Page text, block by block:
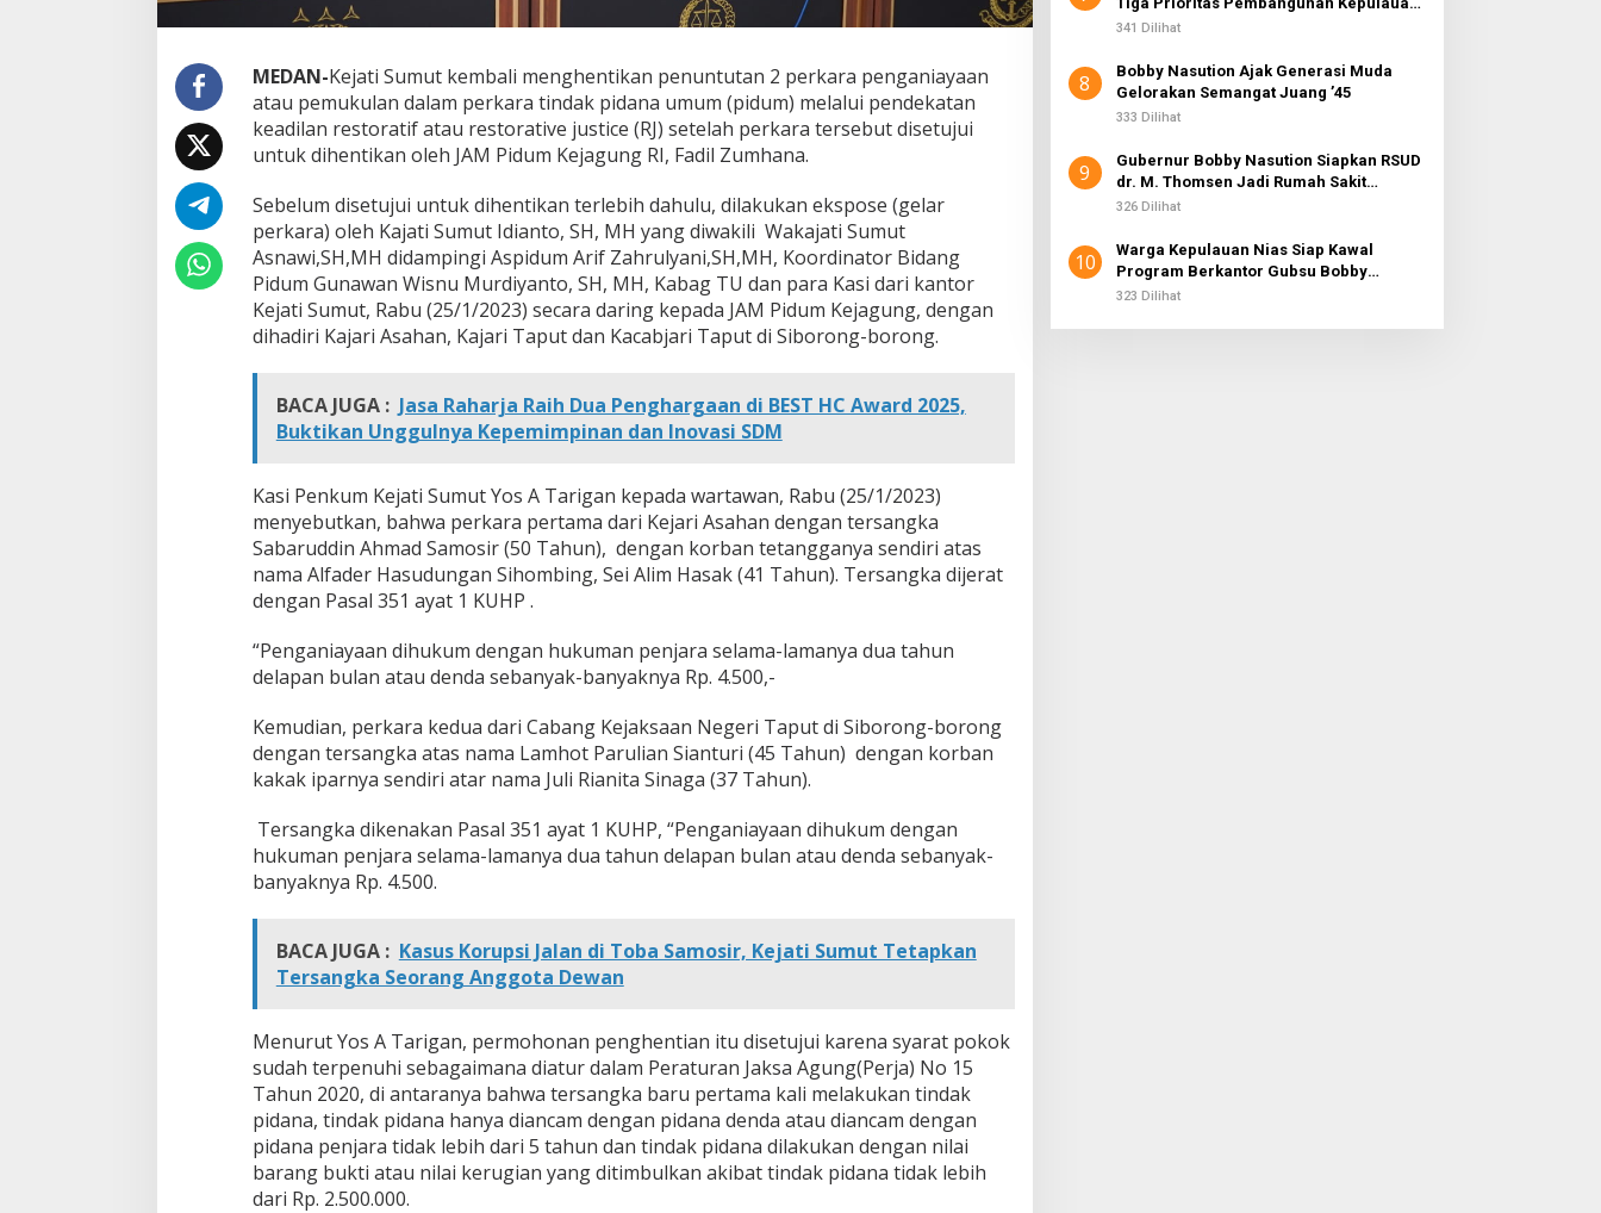
u
m
t
H
e
n
t
k
a
n
P
e
n
u
u
t
a
e
r
k
a
r
a
e
n
a
n
P
e
d
e
k
a
n
R
MEDAN-Kejati Sumut kembali menghentikan penuntutan 2 perkara penganiayaan
atau pemukulan dalam perkara tindak pidana umum (pidum) melalui pendekatan
keadilan restoratif atau restorative justice (RJ) setelah perkara tersebut disetujui
untuk dihentikan oleh JAM Pidum Kejagung RI, Fadil Zumhana.
Sebelum disetujui untuk dihentikan terlebih dahulu, dilakukan ekspose (gelar
perkara) oleh Kajati Sumut Idianto, SH, MH yang diwakili Wakajati Sumut
Asnawi,SH,MH didampingi Aspidum Arif Zahrulyani,SH,MH, Koordinator Bidang
Pidum Gunawan Wisnu Murdiyanto, SH, MH, Kabag TU dan para Kasi dari kantor
Kejati Sumut, Rabu (25/1/2023) secara daring kepada JAM Pidum Kejagung, dengan
dihadiri Kajari Asahan, Kajari Taput dan Kacabjari Taput di Siborong-borong.
BACA JUGA : Jasa Raharja Raih Dua Penghargaan di BEST HC Award 2025,
Buktikan Unggulnya Kepemimpinan dan Inovasi SDM
Kasi Penkum Kejati Sumut Yos A Tarigan kepada wartawan, Rabu (25/1/2023)
menyebutkan, bahwa perkara pertama dari Kejari Asahan dengan tersangka
Sabaruddin Ahmad Samosir (50 Tahun), dengan korban tetangganya sendiri atas
nama Alfader Hasudungan Sihombing, Sei Alim Hasak (41 Tahun). Tersangka dijerat
dengan Pasal 351 ayat 1 KUHP .
“Penganiayaan dihukum dengan hukuman penjara selama-lamanya dua tahun
delapan bulan atau denda sebanyak-banyaknya Rp. 4.500,-
Kemudian, perkara kedua dari Cabang Kejaksaan Negeri Taput di Siborong-borong
dengan tersangka atas nama Lamhot Parulian Sianturi (45 Tahun) dengan korban
kakak iparnya sendiri atar nama Juli Rianita Sinaga (37 Tahun).
Tersangka dikenakan Pasal 351 ayat 1 KUHP, “Penganiayaan dihukum dengan
hukuman penjara selama-lamanya dua tahun delapan bulan atau denda sebanyak-
banyaknya Rp. 4.500.
BACA JUGA : Kasus Korupsi Jalan di Toba Samosir, Kejati Sumut Tetapkan
Tersangka Seorang Anggota Dewan
Menurut Yos A Tarigan, permohonan penghentian itu disetujui karena syarat pokok
sudah terpenuhi sebagaimana diatur dalam Peraturan Jaksa Agung(Perja) No 15
Tahun 2020, di antaranya bahwa tersangka baru pertama kali melakukan tindak
pidana, tindak pidana hanya diancam dengan pidana denda atau diancam dengan
pidana penjara tidak lebih dari 5 tahun dan tindak pidana dilakukan dengan nilai
barang bukti atau nilai kerugian yang ditimbulkan akibat tindak pidana tidak lebih
dari Rp. 2.500.000.
Nias
341 Dilihat
8
Bobby Nasution Ajak Generasi Muda
Gelorakan Semangat Juang ’45
333 Dilihat
9
Gubernur Bobby Nasution Siapkan RSUD
dr. M. Thomsen Jadi Rumah Sakit
Regional Kepulauan Nias
326 Dilihat
10
Warga Kepulauan Nias Siap Kawal
Program Berkantor Gubsu Bobby
Nasution
323 Dilihat